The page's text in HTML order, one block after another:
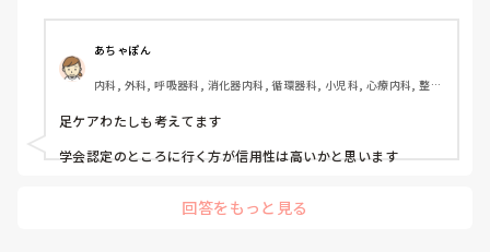
あちゃぽん
内科, 外科, 呼吸器科, 消化器内科, 循環器科, 小児科, 心療内科, 整形
合診療科, 救急科, 超急性期, ICU, CCU, HCU, その他の科, ママナー
ス, 外来, 神経内科, 脳神経外科, NICU, 消化器外科, 一般病院, 慢性
足ケアわたしも考えてます
学会認定のところに行く方が信用性は高いかと思います
回答をもっと見る